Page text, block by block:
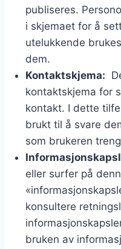
publiseres.
i skjemaet for å
utelukkende
dem.
Kontaktskjema:
kontaktskjema for
kontakt. I dette
brukt til å svare
som brukeren
eller surfer på
konsultere
bruken av